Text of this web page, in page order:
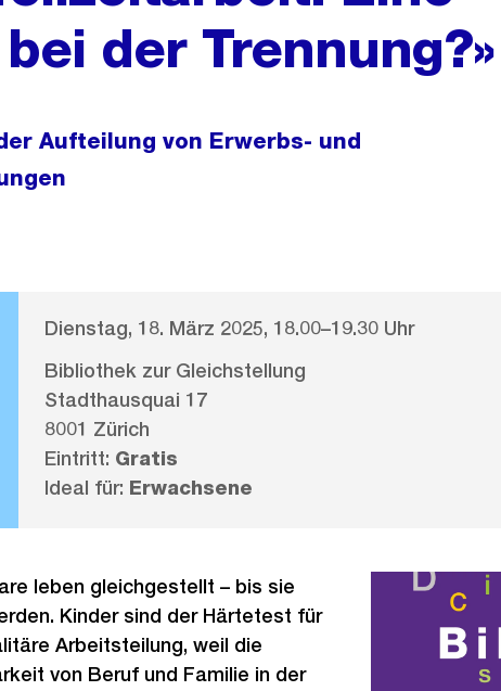
der Trennung?»
Aufteilung von Erwerbs- und
Dienstag, 18. März 2025, 18.00–19.30 Uhr
Bibliothek zur Gleichstellung
Stadthausquai 17
8001 Zürich
Eintritt: Gratis
Ideal für: Erwachsene
leben gleichgestellt – bis sie
Kinder sind der Härtetest für
Arbeitsteilung, weil die
von Beruf und Familie in der